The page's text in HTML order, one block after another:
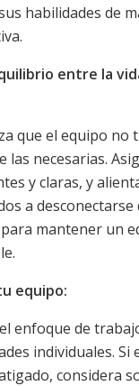
habilidades de
entre la
que el equipo no
las necesarias.
y claras, y
a desconectarse
mantener un
equipo:
enfoque de
individuales. Si
considera